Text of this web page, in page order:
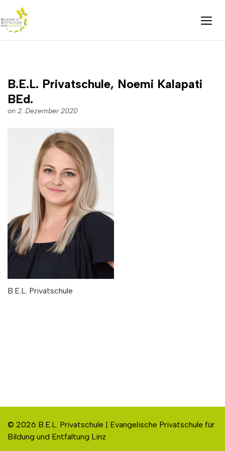
B.E.L. Privatschule, Noemi Kalapati
BEd.
on 2. Dezember 2020
B.E.L. Privatschule
© 2026 B.E.L. Privatschule | Evangelische Privatschule für
Bildung und Entfaltung Linz